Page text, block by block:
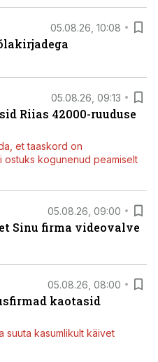
05.08.26, 10:08
05.08.26, 09:13
Riias 42000-ruuduse
et taaskord on
ostuks kogunenud peamiselt
05.08.26, 09:00
Sinu firma videovalve
05.08.26, 08:00
kaotasid
suuta kasumlikult käivet